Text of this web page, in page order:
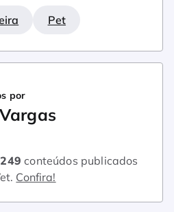
Pet
por
249 conteúdos publicados
Confira!